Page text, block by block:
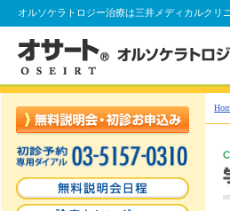
オルソケラトロジー治療は三井メディカルクリ